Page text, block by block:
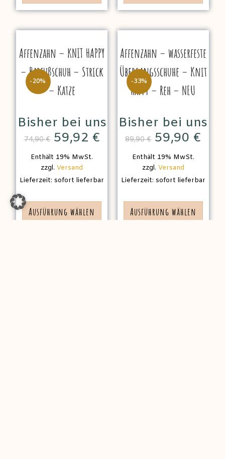
-20%
Affenzahn – KNIT HAPPY
– Barfußschuh – Strick
– Katze
Bisher bei uns
74,90€ 59,92 €
Enthält 19% MwSt.
zzgl.Versand
Lieferzeit: sofort lieferbar
Ausführung wählen
-33%
Affenzahn – wasserfeste
Übergangsschuhe – Knit
Happy – Reh – NEU
Bisher bei uns
89,90€ 59,90 €
Enthält 19% MwSt.
zzgl. Versand
Lieferzeit: sofort lieferbar
Ausführung wählen